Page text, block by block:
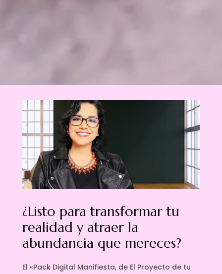
¿Listo para transformar tu
realidad y atraer la
abundancia que mereces?
El «Pack Digital Manifiesta, de El Proyecto de tu